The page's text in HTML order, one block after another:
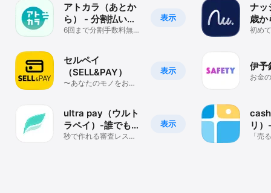
表示
アトカラ（あとか
ら） - 分割払いも
対応 後払い決済ア
6回まで分割手数料無
表示
セルペイ
（SELL&PAY）
〜あなたのモノをお財
表示
ultra pay（ウルト
ラペイ）-誰でも
Visa
秒で作れる審査レス
ナッ
歳か
るク
初め
伊予
お金
リ
で
「売